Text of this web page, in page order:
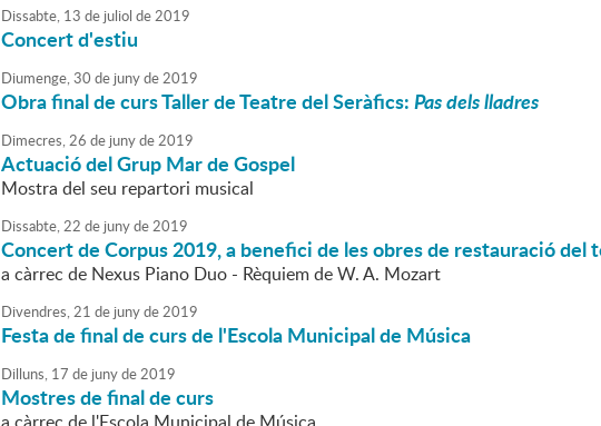
Dissabte, 13 de juliol de2019
Concert d'estiu
Diumenge,30 de junyde2019
Obra final de curs Taller de Teatre del Seràfics:Pas dels lladres
Dimecres,26 de junyde2019
Actuació del Grup Mar de Gospel
Mostra del seu repartori musical
Dissabte,22 de junyde2019
Concert de Corpus 2019, a benefici de les obres de restauració del
a càrrec de Nexus Piano Duo - Rèquiem de W. A. Mozart
Divendres,21 de junyde2019
Festa de final de curs de l'Escola Municipal de Música
Dilluns, 17 de junyde2019
Mostres de final de curs